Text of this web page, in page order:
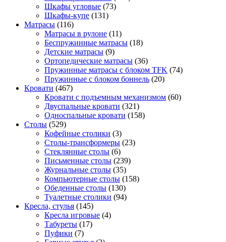
Шкафы угловые (73)
Шкафы-купе (131)
Матрасы (116)
Матрасы в рулоне (11)
Беспружинные матрасы (18)
Детские матрасы (9)
Ортопедические матрасы (36)
Пружинные матрасы с блоком TFK (74)
Пружинные с блоком боннель (20)
Кровати (467)
Кровати с подъемным механизмом (60)
Двуспальные кровати (321)
Односпальные кровати (158)
Столы (529)
Кофейные столики (3)
Столы-трансформеры (23)
Стеклянные столы (6)
Письменные столы (239)
Журнальные столы (35)
Компьютерные столы (158)
Обеденные столы (130)
Туалетные столики (94)
Кресла, стулья (145)
Кресла игровые (4)
Табуреты (17)
Пуфики (7)